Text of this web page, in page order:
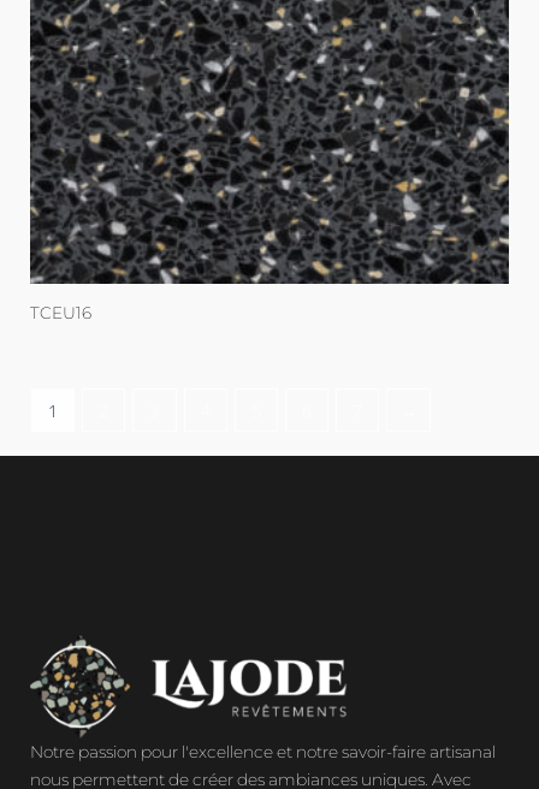
TCEU16
1
Notre passion pour l'excellence et notre savoir-faire artisanal
nous permettent de créer des ambiances uniques. Avec